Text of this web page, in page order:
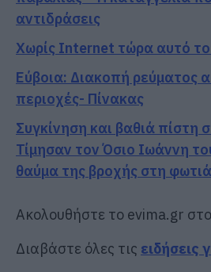
αντιδράσεις
Χωρίς Internet τώρα αυτό το
Εύβοια: Διακοπή ρεύματος
περιοχές- Πίνακας
Συγκίνηση και βαθιά πίστη
Τίμησαν τον Όσιο Ιωάννη
θαύμα της βροχής στη
Ακολουθήστε το evima.gr στο
Διαβάστε όλες τις ειδήσεις